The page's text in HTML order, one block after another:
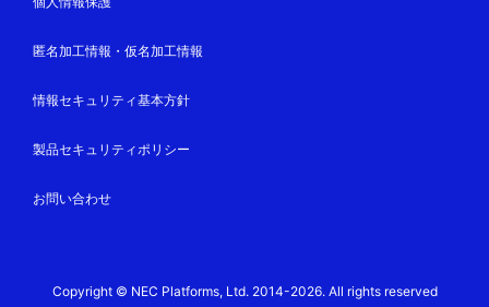
匿名加工情報・仮名加工情報
情報セキュリティ基本方針
製品セキュリティポリシー
お問い合わせ
Copyright © NEC Platforms, Ltd. 2014-2026. All rights reserved